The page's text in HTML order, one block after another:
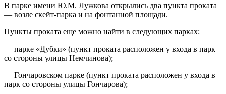
В парке имени Ю.М. Лужкова открылись два пункта проката
— возле скейт-парка и на фонтанной площади.
Пункты проката еще можно найти в следующих парках:
— парке «Дубки» (пункт проката расположен у входа в парк
со стороны улицы Немчинова);
— Гончаровском парке (пункт проката расположен у входа в
парк со стороны улицы Гончарова);